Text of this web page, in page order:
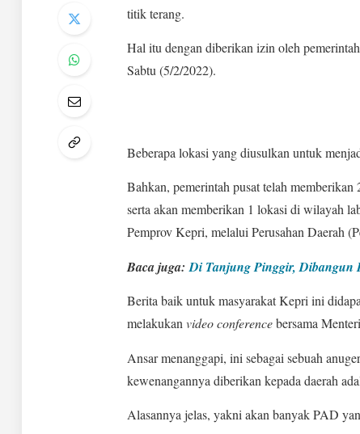
titik terang.
Hal itu dengan diberikan izin oleh
Sabtu (5/2/2022).
Beberapa lokasi yang diusulkan untuk
Bahkan, pemerintah pusat telah
serta akan memberikan 1 lokasi di wilayah
Pemprov Kepri, melalui Perusahan Daerah
Baca juga:Di Tanjung Pinggir, Dibangun
Berita baik untuk masyarakat Kepri ini
melakukan video conferencebersama
Ansar menanggapi, ini sebagai sebuah
kewenangannya diberikan kepada daerah
Alasannya jelas, yakni akan banyak PAD